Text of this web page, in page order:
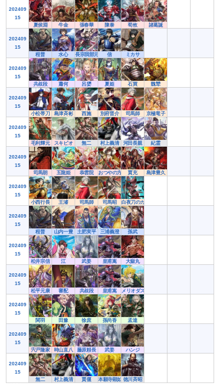
202409
15
夏侯淵
牛金 張春華 陳泰 荀攸 諸葛誕
202409
15
程普
水心 長宗我部元親 信 ミカサ
202409
15
共叔段
蕭何 呂嬃 夏姫 石買 魏犨
202409
15
小松帯刀
島津斉彬 西施 別府晋介 司馬師 京極竜子
202409
15
毛利輝元
スキピオ 無二 村上義清 河田長親 紀霊
202409
15
司馬朗
五龍姫 恭雲院 おつやの方 賈充 島津豊久
202409
15
小西行長
王濬 司馬師 司馬昭 白夜刀のカンナ
202409
15
程普
山内一豊 土肥実平 三浦義澄 孫武
202409
15
松井宗信
江 武姜 皇甫嵩 大嶽丸
202409
15
松平元康
審配 共叔段 皇甫嵩 メリオダス
202409
15
関羽
田豫 徐庶 孫尚香 孟達
202409
15
宍戸隆家
時山直八 藤原頼長 武姜 ハンジ
202409
15
無二
村上義清 賈偃 本願寺顕如 徳川斉昭